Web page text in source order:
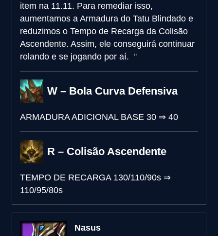
item na 11.11. Para remediar isso,
aumentamos a Armadura do Tatu Blindado e
reduzimos o Tempo de Recarga da Colisão
Ascendente. Assim, ele conseguirá continuar
rolando e se jogando por aí.
W – Bola Curva Defensiva
ARMADURA ADICIONAL BASE 30 ⇒ 40
R – Colisão Ascendente
TEMPO DE RECARGA 130/110/90s ⇒
110/95/80s
Nasus